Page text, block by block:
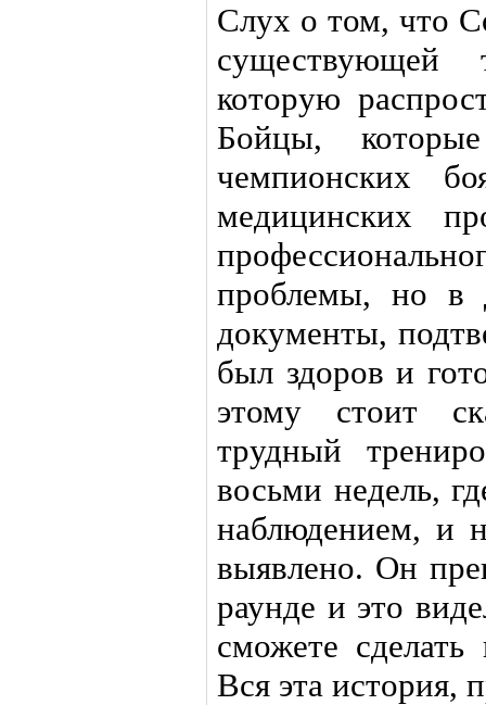
Слух о том, что
которую
Бойцы,
чемпионских
медицинских
проблемы, но в
документы,
был здоров и
этому стоит
трудный
восьми недель,
наблюдением, и
выявлено. Он
раунде и это
сможете
Вся эта история,